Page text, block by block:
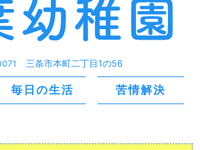
三条市本町二丁目1の56
毎日の生活 苦情解決